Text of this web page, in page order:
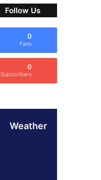
Follow Us
0
Fans
0
Subscribers
Weather